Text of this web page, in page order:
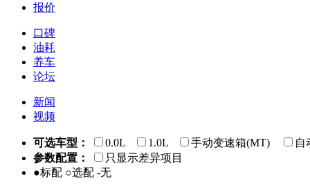
报价
口碑
油耗
养车
论坛
新闻
视频
可选车型： 0.0L 1.0L 手动变速箱(MT)
自
参数配置：
只显示差异项目
●标配 ○选配 -无